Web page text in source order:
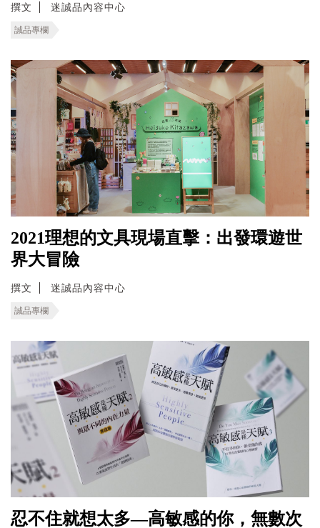
撰文 迷誠品內容中心
誠品專欄
2021理想的文具現場直擊：出發環遊世
界大冒險
撰文 迷誠品內容中心
誠品專欄
忍不住就想太多—高敏感的你，無數次